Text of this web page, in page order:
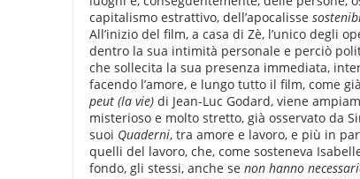
capitalismo estrattivo, dell’apocalisse
All’inizio del film, a casa di Zè, l’unico degli
dentro la sua intimità personale e perciò
che sollecita la sua presenza immediata,
facendo l’amore, e lungo tutto il film, come
peut (la vie) di Jean-Luc Godard, viene
misterioso e molto stretto, già osservato da
suoi Quaderni, tra amore e lavoro, e più in
quelli del lavoro, che, come sosteneva
fondo, gli stessi, anche se non hanno